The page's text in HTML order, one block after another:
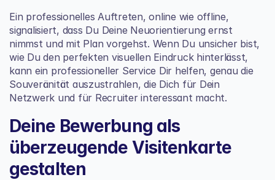
Ein professionelles Auftreten, online wie offline,
signalisiert, dass Du Deine Neuorientierung ernst
nimmst und mit Plan vorgehst. Wenn Du unsicher bist,
wie Du den perfekten visuellen Eindruck hinterlässt,
kann ein professioneller Service Dir helfen, genau die
Souveränität auszustrahlen, die Dich für Dein
Netzwerk und für Recruiter interessant macht.
Deine Bewerbung als
überzeugende Visitenkarte
gestalten